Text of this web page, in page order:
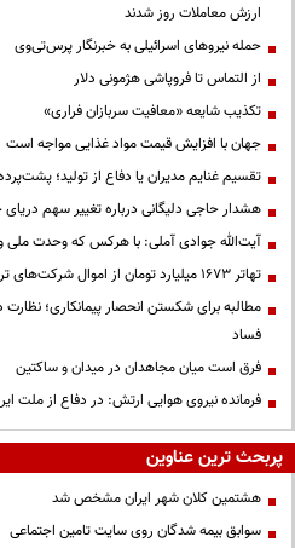
ارزش معاملات روز شدند
حمله نیروهای اسرائیلی به خبرنگار پرس‌تی‌وی
از التماس تا فروپاشی هژمونی دلار
تکذیب شایعه «معافیت سربازان فراری»
جهان با افزایش قیمت مواد غذایی مواجه است
تقسیم غنایم مدیران یا دفاع از تولید؛
هشدار حاجی دلیگانی درباره تغییر سهم دریای
آیت‌الله جوادی آملی: با هرکس که وحدت ملی و
تهاتر ۱۶۷۳ میلیارد تومان از اموال شرکت‌های تراستی
مطالبه برای شکستن انحصار پیمانکاری؛ نظارت
فساد
فرق است میان مجاهدان در میدان و ساکتین
فرمانده نیروی هوایی ارتش: در دفاع از ملت
پربحث ترین عناوین
هشتمین کلان شهر ایران مشخص شد
سوابق بیمه شدگان روی سایت تامین اجتماعی